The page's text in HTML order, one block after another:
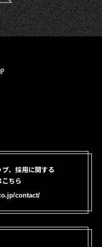
、採用に関する
ちら
contact/